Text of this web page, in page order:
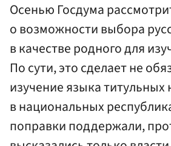
Осенью Госдума
о возможности выбора
в качестве родного для
По сути, это сделает не
изучение языка титульных
в национальных
поправки поддержали,